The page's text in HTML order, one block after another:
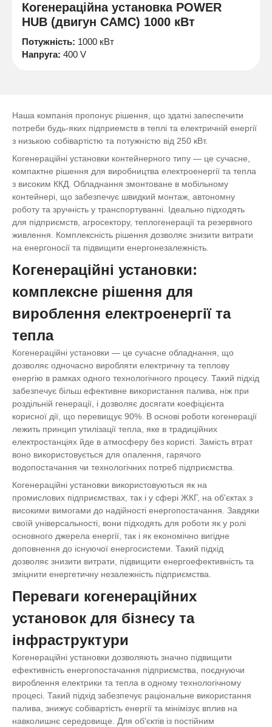
Когенераційна установка POWER
HUB (двигун CAMC) 1000 кВт
Потужність: 1000 кВт
Напруга: 400 V
Наша компанія пропонує рішення, що здатні запеспечити
потреби будь-яких підприемств в теплі та електричній енергії
з низькою собівартістю та потужністю від 250 кВт.
Когенераційні установки контейнерного типу — це сучасне,
компактне рішення для виробництва електроенергії та тепла
з високим ККД. Обладнання змонтоване в мобільному
контейнері, що забезпечує швидкий монтаж, автономну
роботу та зручність у транспортуванні. Ідеально підходять
для підприємств, агросектору, теплогенерації та резервного
живлення. Комплексність рішення дозволяє знизити витрати
на енергоносії та підвищити енергонезалежність.
Когенераційні установки:
комплексне рішення для
вироблення електроенергії та
тепла
Когенераційні установки — це сучасне обладнання, що
дозволяє одночасно виробляти електричну та теплову
енергію в рамках одного технологічного процесу. Такий підхід
забезпечує більш ефективне використання палива, ніж при
роздільній генерації, і дозволяє досягати коефіцієнта
корисної дії, що перевищує 90%. В основі роботи когенерації
лежить принцип утилізації тепла, яке в традиційних
електростанціях йде в атмосферу без користі. Замість втрат
воно використовується для опалення, гарячого
водопостачання чи технологічних потреб підприємства.
Когенераційні установки використовуються як на
промислових підприємствах, так і у сфері ЖКГ, на об'єктах з
високими вимогами до надійності енергопостачання. Завдяки
своїй універсальності, вони підходять для роботи як у ролі
основного джерела енергії, так і як економічно вигідне
доповнення до існуючої енергосистеми. Такий підхід
дозволяє знизити витрати, підвищити енергоефективність та
зміцнити енергетичну незалежність підприємства.
Переваги когенераційних
установок для бізнесу та
інфраструктури
Когенераційні установки дозволяють значно підвищити
ефективність енергопостачання підприємства, поєднуючи
вироблення електрики та тепла в одному технологічному
процесі. Такий підхід забезпечує раціональне використання
палива, знижує собівартість енергії та мінімізує вплив на
навколишнє середовище. Для об'єктів із постійним